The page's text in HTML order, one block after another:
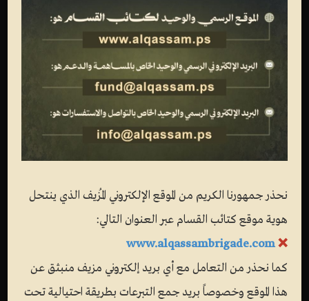
نحذر جمهورنا الكريم من الموقع الإلكتروني المُزيف الذي ينتحل
هوية موقع كتائب القسام عبر العنوان التالي:
❌
www.alqassambrigade.com
كما نحذر من التعامل مع أي بريد إلكتروني مزيف منبثق عن
هذا الموقع وخصوصاً بريد جمع التبرعات بطريقة احتيالية تحت